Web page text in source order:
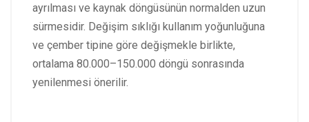
ayrılması ve kaynak döngüsünün normalden uzun
sürmesidir. Değişim sıklığı kullanım yoğunluğuna
ve çember tipine göre değişmekle birlikte,
ortalama 80.000–150.000 döngü sonrasında
yenilenmesi önerilir.